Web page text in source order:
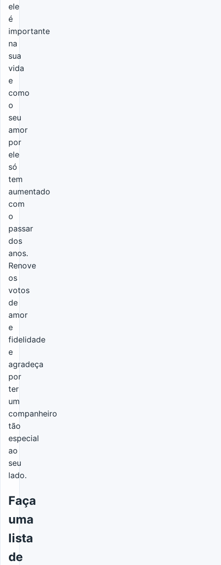
ele
é
importante
na
sua
vida
e
como
o
seu
amor
por
ele
só
tem
aumentado
com
o
passar
dos
anos.
Renove
os
votos
de
amor
e
fidelidade
e
agradeça
por
ter
um
companheiro
tão
especial
ao
seu
lado.
Faça
uma
lista
de